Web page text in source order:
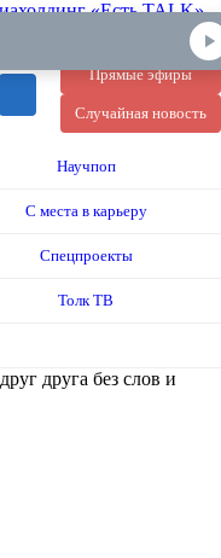
Прямые эфиры
Случайная новость
Научпоп
С места в карьеру
Спецпроекты
Толк ТВ
друга без слов и